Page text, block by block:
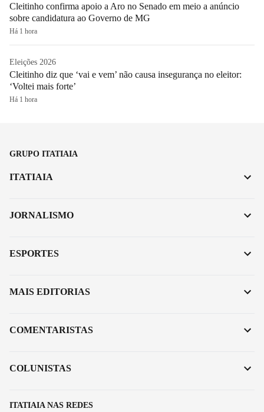
Cleitinho confirma apoio a Aro no Senado em meio a anúncio
sobre candidatura ao Governo de MG
Há 1 hora
Eleições 2026
Cleitinho diz que ‘vai e vem’ não causa insegurança no eleitor:
‘Voltei mais forte’
Há 1 hora
GRUPO ITATIAIA
ITATIAIA NAS REDES
ITATIAIA
JORNALISMO
ESPORTES
MAIS EDITORIAS
COMENTARISTAS
COLUNISTAS